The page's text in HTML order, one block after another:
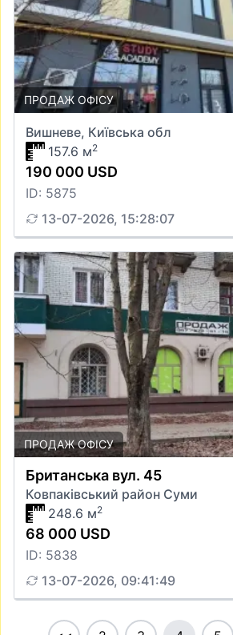
ПРОДАЖ ОФІСУ
Вишневе, Київська обл
157.6 м2
190 000 USD
ID: 5875
13-07-2026, 15:28:07
ПРОДАЖ ОФІСУ
Британська вул. 45
Ковпаківський район Суми
248.6 м2
68 000 USD
ID: 5838
13-07-2026, 09:41:49